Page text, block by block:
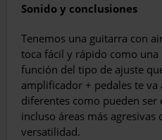
Sonido y conclusiones
Tenemos una guitarra con
toca fácil y rápido como una
función del tipo de ajuste
amplificador + pedales te
diferentes como pueden ser
incluso áreas más
versatilidad.